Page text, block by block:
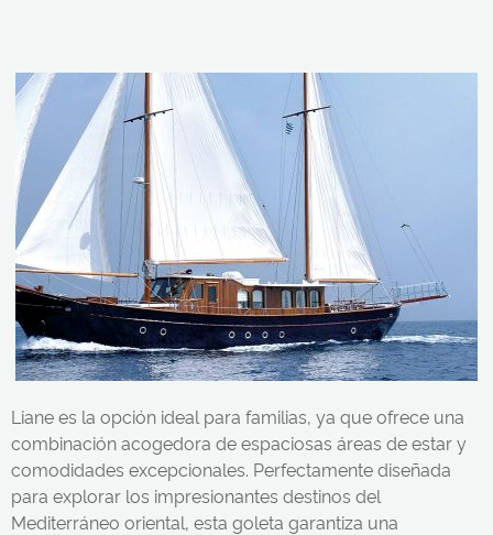
Liane es la opción ideal para familias, ya que ofrece una
combinación acogedora de espaciosas áreas de estar y
comodidades excepcionales. Perfectamente diseñada
para explorar los impresionantes destinos del
Mediterráneo oriental, esta goleta garantiza una